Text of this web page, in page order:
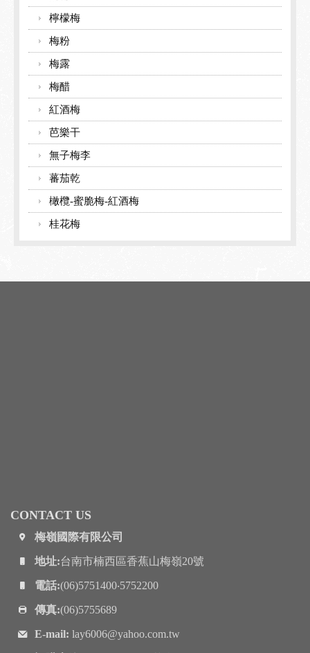
檸檬梅
梅粉
梅露
梅醋
紅酒梅
芭樂干
無子梅李
蕃茄乾
橄欖-蜜脆梅-紅酒梅
桂花梅
CONTACT US
梅嶺國際有限公司
地址:台南市楠西區香蕉山梅嶺20號
電話:(06)5751400‧5752200
傳真:(06)5755689
E-mail: lay6006@yahoo.com.tw